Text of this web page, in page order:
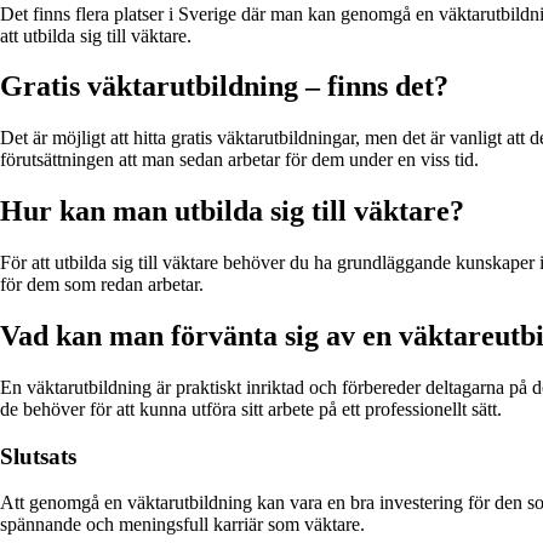
Det finns flera platser i Sverige där man kan genomgå en
att utbilda sig till väktare.
Gratis väktarutbildning – finns det?
Det är möjligt att hitta gratis väktarutbildningar, men det är vanligt att
förutsättningen att man sedan arbetar för dem under en viss tid.
Hur kan man utbilda sig till väktare?
För att utbilda sig till väktare behöver du ha grundläggande
för dem som redan arbetar.
Vad kan man förvänta sig av en
En väktarutbildning är praktiskt inriktad och förbereder deltagarna på
de behöver för att kunna utföra sitt arbete på ett professionellt sätt.
Slutsats
Att genomgå en väktarutbildning kan vara en bra investering för den
spännande och meningsfull karriär som väktare.